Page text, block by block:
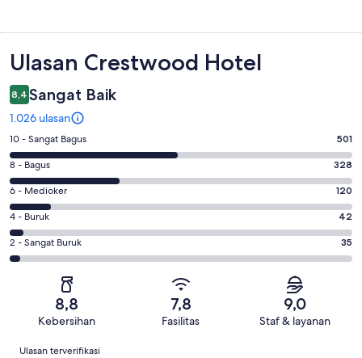
Ulasan
Ulasan Crestwood Hotel
8,4 Sangat Baik
1.026 ulasan
Penilaian
10
-
Sangat
Bagus.
501
dari
1026
10 - Sangat Bagus 501
Penilaian
8
-
Bagus.
328
dari
8 - Bagus 328
Penilaian
6
-
Medioker.
120
6 - Medioker 120
Penilaian
4
-
4 - Buruk 42
Penilaian
2
dari
2 - Sangat Buruk 35
8,8
Kebersihan
7,8
Fasilitas
9,0
Staf & layanan
Ulasan
Ulasan terverifikasi